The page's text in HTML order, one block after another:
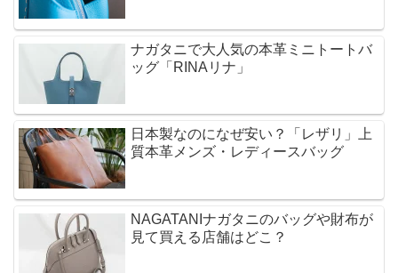
ナガタニで大人気の本革ミニトートバ
ッグ「RINAリナ」
日本製なのになぜ安い？「レザリ」上
質本革メンズ・レディースバッグ
NAGATANIナガタニのバッグや財布が
見て買える店舗はどこ？